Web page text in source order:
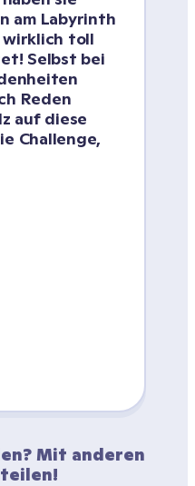
am Labyrinth
wirklich toll
Selbst bei
Reden
auf diese
Challenge,
Mit anderen